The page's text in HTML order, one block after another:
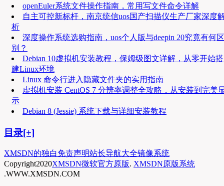
openEuler系统文件操作指南，常用写文件命令详解
自主可控新标杆，南京统信uos国产扫描仪生产厂家深度
析
深度操作系统选购指南，uos个人版与deepin 20究竟有何区
别？
Debian 10虚拟机安装教程，保姆级图文详解，从零开始搭
建Linux环境
Linux 命令行进入隐藏文件夹的实用指南
虚拟机安装 CentOS 7 分辨率调整全攻略，从安装到完美
示
Debian 8 (Jessie) 系统下载与详细安装教程
目录[+]
XMSDN的独白免责声明站长导航大全镜像系统
Copyright2020XMSDN微软官方原版. XMSDN原版系统
.WWW.XMSDN.COM